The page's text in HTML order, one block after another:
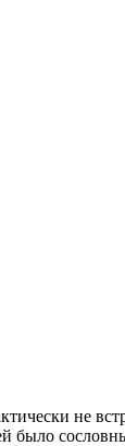
не
было